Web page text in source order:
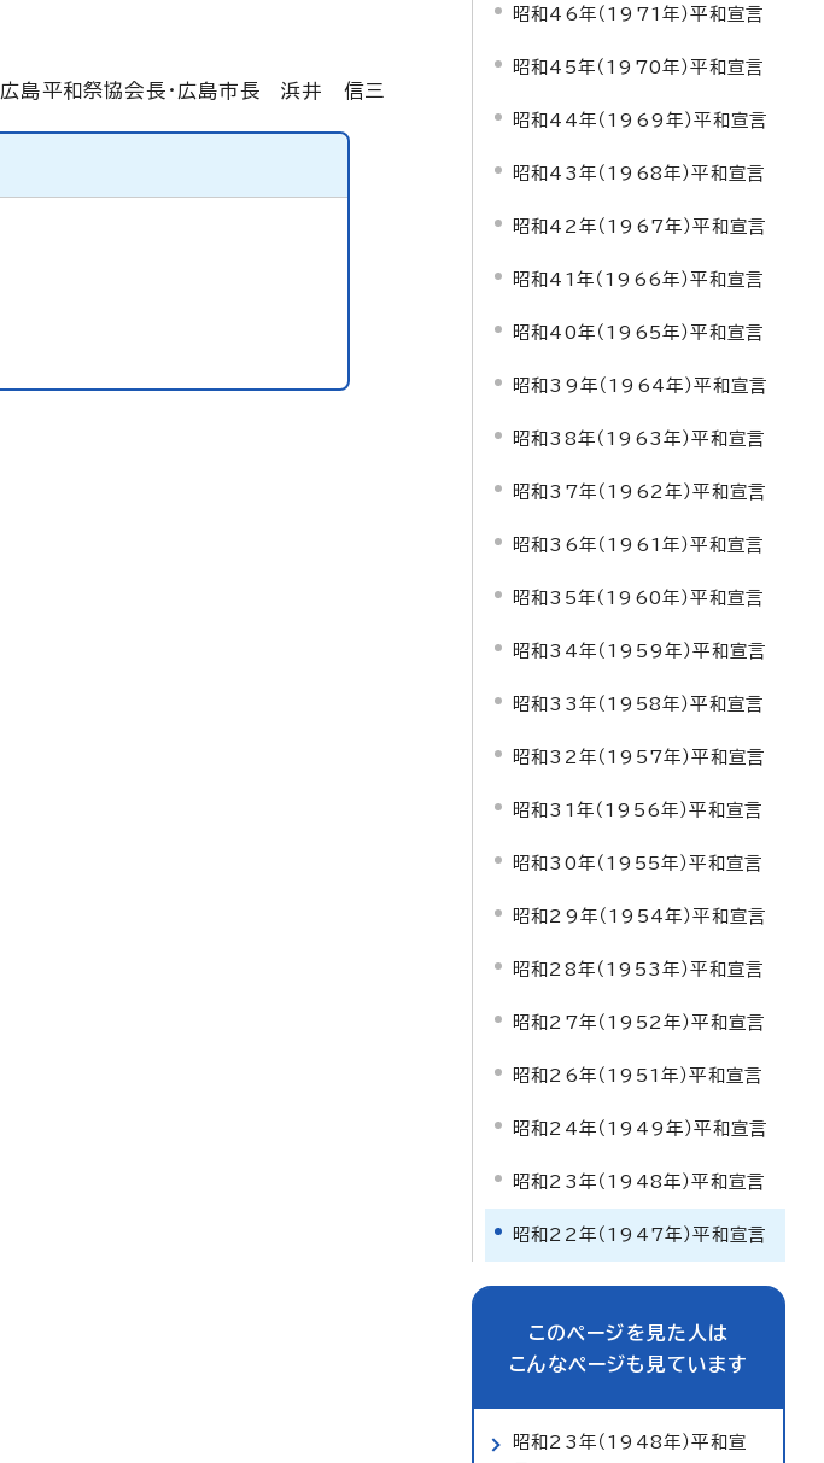
広島平和祭協会長・広島市長 浜井 信三
昭和46年（1971年）平和宣言
昭和45年（1970年）平和宣言
昭和44年（1969年）平和宣言
昭和43年（1968年）平和宣言
昭和42年（1967年）平和宣言
昭和41年（1966年）平和宣言
昭和40年（1965年）平和宣言
昭和39年（1964年）平和宣言
昭和38年（1963年）平和宣言
昭和37年（1962年）平和宣言
昭和36年（1961年）平和宣言
昭和35年（1960年）平和宣言
昭和34年（1959年）平和宣言
昭和33年（1958年）平和宣言
昭和32年（1957年）平和宣言
昭和31年（1956年）平和宣言
昭和30年（1955年）平和宣言
昭和29年（1954年）平和宣言
昭和28年（1953年）平和宣言
昭和27年（1952年）平和宣言
昭和26年（1951年）平和宣言
昭和24年（1949年）平和宣言
昭和23年（1948年）平和宣言
昭和22年（1947年）平和宣言
このページを見た人は
こんなページも見ています
昭和23年（1948年）平和宣